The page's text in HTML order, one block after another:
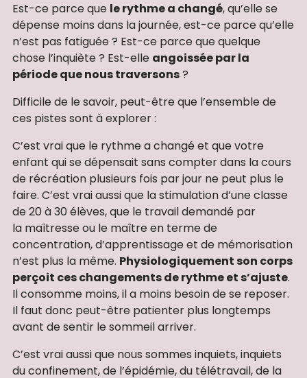
Est-ce parce que le rythme a changé, qu’elle se
dépense moins dans la journée, est-ce parce qu’elle
n’est pas fatiguée ? Est-ce parce que quelque
chose l’inquiète ? Est-elle angoissée par la
période que nous traversons?
Difficile de le savoir, peut-être que l’ensemble de
ces pistes sont à explorer :
C’est vrai que le rythme a changé et que votre
enfant qui se dépensait sans compter dans la cours
de récréation plusieurs fois par jour ne peut plus le
faire. C’est vrai aussi que la stimulation d’une classe
de 20 à 30 élèves, que le travail demandé par
la maîtresse ou le maître en terme de
concentration, d’apprentissage et de mémorisation
n’est plus la même. Physiologiquement son corps
perçoit ces changements de rythme et s’ajuste.
Il consomme moins, il a moins besoin de se reposer.
Il faut donc peut-être patienter plus longtemps
avant de sentir le sommeil arriver.
C’est vrai aussi que nous sommes inquiets, inquiets
du confinement, de l’épidémie, du télétravail, de la